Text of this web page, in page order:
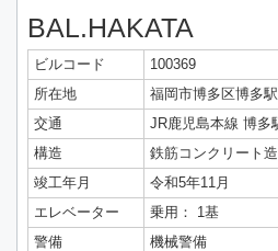
BAL.HAKATA
ビルコード
100369
所在地
福岡市博多区博多
交通
JR鹿児島本線 博多
構造
鉄筋コンクリート
竣工年月
令和5年11月
エレベーター
乗用： 1基
警備
機械警備